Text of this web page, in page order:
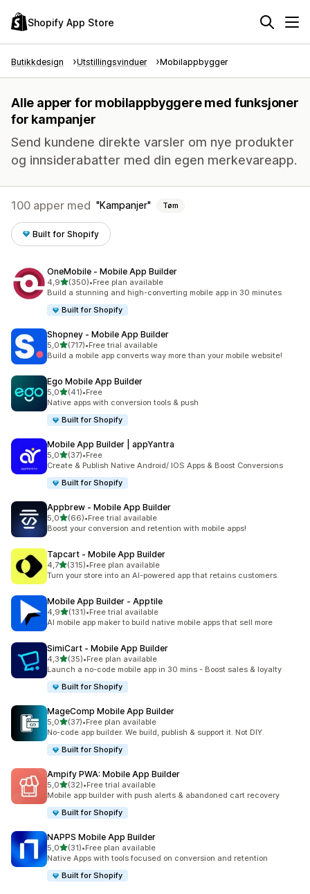
Shopify App Store
Butikkdesign Utstillingsvinduer Mobilappbygger
Alle apper for mobilappbyggere med funksjoner
for kampanjer
Send kundene direkte varsler om nye produkter
og innsiderabatter med din egen merkevareapp.
100 apper med Kampanjer Tøm
Built for Shopify
OneMobile ‑ Mobile App Builder
4,9av 5 stjerner
(350)
Totalt 350 omtaler
•Free plan available
Build a stunning and high-converting mobile app in 30 minutes
Built for Shopify
Shopney ‑ Mobile App Builder
5,0av 5 stjerner
(717)
Totalt 717 omtaler
•Free trial available
Build a mobile app converts way more than your mobile website!
Ego Mobile App Builder
5,0av 5 stjerner
(41)
Totalt 41 omtaler
•Free
Native apps with conversion tools & push
Built for Shopify
Mobile App Builder | appYantra
5,0av 5 stjerner
(37)
Totalt 37 omtaler
•Free
Create & Publish Native Android/ IOS Apps & Boost Conversions
Built for Shopify
Appbrew ‑ Mobile App Builder
5,0av 5 stjerner
(66)
Totalt 66 omtaler
•Free trial available
Boost your conversion and retention with mobile apps!
Tapcart ‑ Mobile App Builder
4,7av 5 stjerner
(315)
Totalt 315 omtaler
•Free plan available
Turn your store into an AI-powered app that retains customers.
Mobile App Builder ‑ Apptile
4,9av 5 stjerner
(131)
Totalt 131 omtaler
•Free trial available
AI mobile app maker to build native mobile apps that sell more
SimiCart ‑ Mobile App Builder
4,3av 5 stjerner
(35)
Totalt 35 omtaler
•Free plan available
Launch a no-code mobile app in 30 mins - Boost sales & loyalty
Built for Shopify
MageComp Mobile App Builder
5,0av 5 stjerner
(37)
Totalt 37 omtaler
•Free plan available
No-code app builder. We build, publish & support it. Not DIY.
Built for Shopify
Ampify PWA: Mobile App Builder
5,0av 5 stjerner
(32)
Totalt 32 omtaler
•Free trial available
Mobile app builder with push alerts & abandoned cart recovery
Built for Shopify
NAPPS Mobile App Builder
5,0av 5 stjerner
(31)
Totalt 31 omtaler
•Free plan available
Native Apps with tools focused on conversion and retention
Built for Shopify